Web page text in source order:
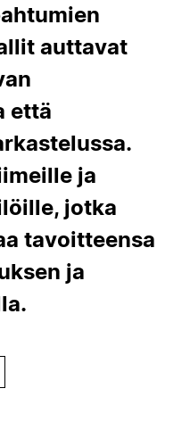
auttavat
että
ja
jotka
tavoitteensa
ja